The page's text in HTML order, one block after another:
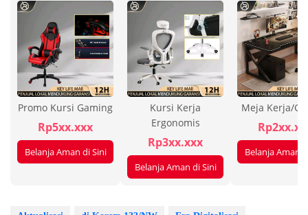
Promo Kursi Gaming
Rp5xx.xxx
Belanja Aman di Sini
Kursi Kerja
Ergonomis
Rp3xx.xxx
Belanja Aman di Sini
Meja Kerja/
Belanja Aman